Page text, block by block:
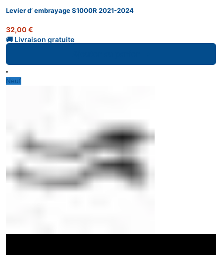
Levier d’ embrayage S1000R 2021-2024
32,00 €
Neuf